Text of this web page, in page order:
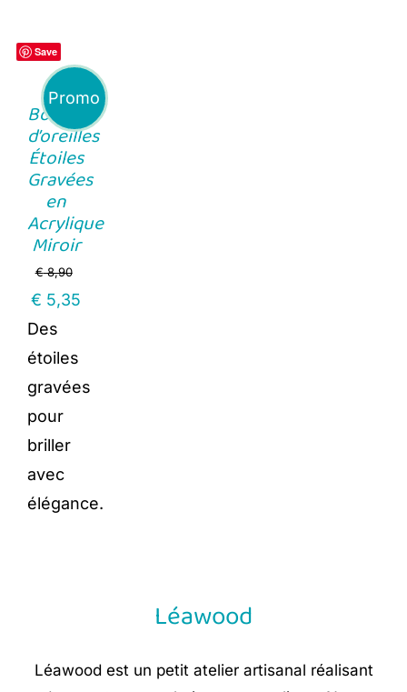
Save
Promo
Boucles
d’oreilles
Étoiles
Gravées
en
Acrylique
Miroir
€8,90
Original
price
was:
€ 8,90.
€ 5,35
€ 5,35.
Des
étoiles
gravées
pour
briller
avec
élégance.
Léawood
Léawood est un petit atelier artisanal réalisant